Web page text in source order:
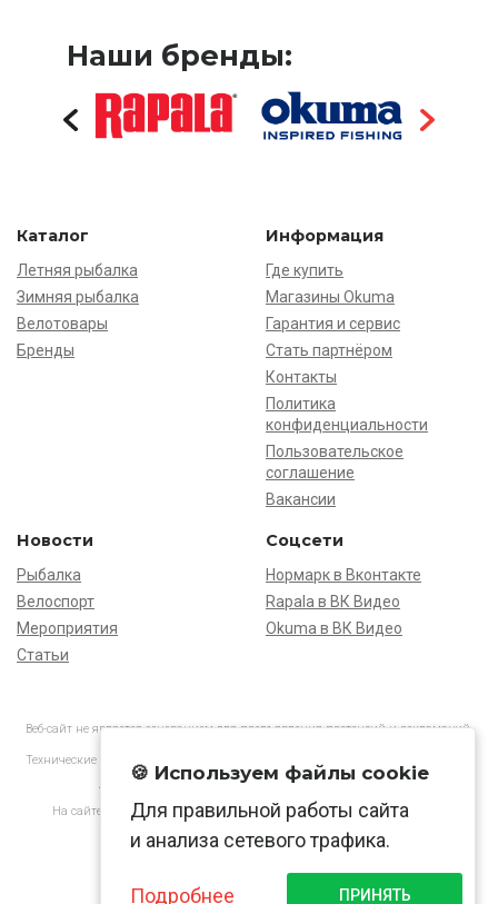
Наши бренды:
Каталог
Летняя рыбалка
Зимняя рыбалка
Велотовары
Бренды
Информация
Где купить
Магазины Okuma
Гарантия и сервис
Стать партнёром
Контакты
Политика
конфиденциальности
Пользовательское
соглашение
Вакансии
Новости
Рыбалка
Велоспорт
Мероприятия
Статьи
Соцсети
Нормарк в Вконтакте
Rapala в ВК Видео
Okuma в ВК Видео
Веб-сайт не является основанием для предъявления претензий и рекламаций,
Технические характеристики товаров могут отличаться от указанных на сайте.
АО «Нормарк» ИНН 7728172512 ОГРН 1037739603505
На сайте применяютсярекомендательные технологиив соответствии
🍪 Используем файлы cookie
Для правильной работы сайта
и анализа сетевого трафика.
Подробнее ПРИНЯТЬ